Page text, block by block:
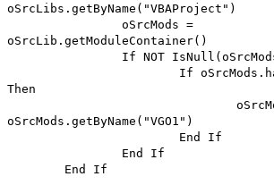
oSrcLibs.getByName("VBAProject")
oSrcMods =
oSrcLib.getModuleContainer()
If NOT
If
Then
oSrcMods.getByName("VGO1")
End If
End If
End If